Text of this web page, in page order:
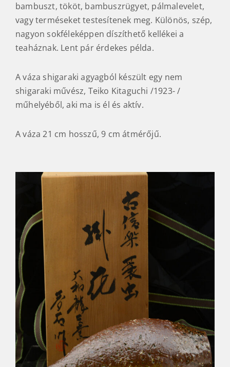
bambuszt, tököt, bambuszrügyet, pálmalevelet,
vagy terméseket testesítenek meg. Különös, szép,
nagyon sokféleképpen díszíthető kellékei a
teaháznak. Lent pár érdekes példa.
A váza shigaraki agyagból készült egy nem
shigaraki művész, Teiko Kitaguchi /1923- /
műhelyéből, aki ma is él és aktív.
A váza 21 cm hosszű, 9 cm átmérőjű.